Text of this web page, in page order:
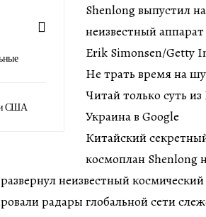
США
Shenlong выпустил
неизвестный
Erik Simonsen/Getty
Не трать время на
Читай только суть
Украина в Google
Китайский
космоплан Shenlong
неизвестный космический
радары глобальной сети